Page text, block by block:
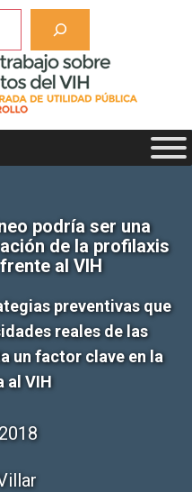
podría ser una
de la profilaxis
al VIH
preventivas que
reales de las
un factor clave en la
al VIH